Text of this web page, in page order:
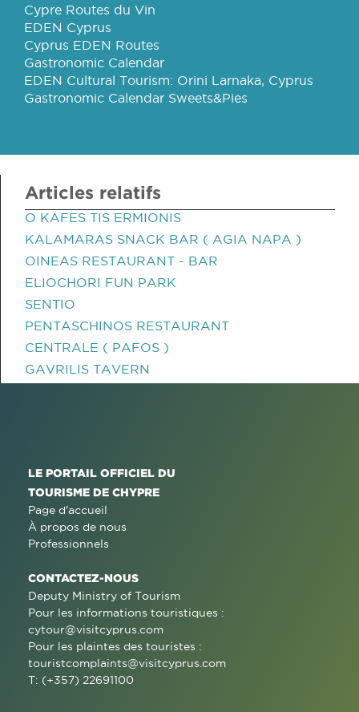
Cypre Routes du Vin
EDEN Cyprus
Cyprus EDEN Routes
Gastronomic Calendar
EDEN Cultural Tourism: Orini Larnaka, Cyprus
Gastronomic Calendar Sweets&Pies
Articles relatifs
O KAFES TIS ERMIONIS
KALAMARAS SNACK BAR ( AGIA NAPA )
OINEAS RESTAURANT - BAR
ELIOCHORI FUN PARK
SENTIO
PENTASCHINOS RESTAURANT
CENTRALE ( PAFOS )
GAVRILIS TAVERN
LE PORTAIL OFFICIEL DU
TOURISME DE CHYPRE
Page d'accueil
À propos de nous
Professionnels
CONTACTEZ-NOUS
Deputy Ministry of Tourism
Pour les informations touristiques :
cytour@visitcyprus.com
Pour les plaintes des touristes :
touristcomplaints@visitcyprus.com
T: (+357) 22691100